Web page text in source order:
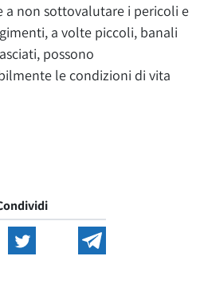
a non sottovalutare i pericoli e
a volte piccoli, banali
possono
le condizioni di vita